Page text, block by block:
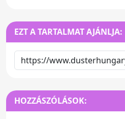
EZT A TARTALMAT AJÁNLJA:
HOZZÁSZÓLÁSOK: